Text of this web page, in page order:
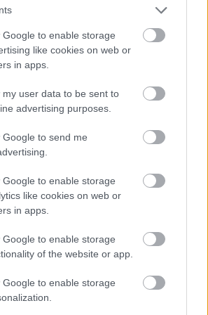
Google to enable storage
like cookies on web or
in apps.
my user data to be sent to
advertising purposes.
to send me
Google to enable storage
like cookies on web or
in apps.
Google to enable storage
of the website or app.
Google to enable storage
Ενιαίας Υγείας
Διοίκησης με
Εργασίας ή
κατεύθυνση
με
και
με κατεύθυνση
323
1399 έως
ή
και
ή
ή Κοινωνικής
ή
ή